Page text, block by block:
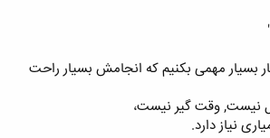
بسیار مهمی بکنیم که انجامش بسیار راحت
وقت گیر نیست،
نیاز دارد.